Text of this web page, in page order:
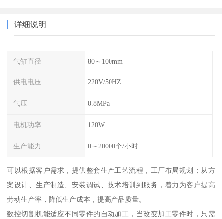
详细说明
气缸直径 80～100mm
供电电压 220V/50HZ
气压 0.8MPa
电机功率 120W
生产能力 0～20000个/小时
可以根据客户需求，提供整套生产工艺流程，工厂布局规划；从方
案设计、生产制造、安装调试、技术培训到服务，着力为客户提高
劳动生产率，降低生产成本，提高产品质量。
数控切割机能适应不同零件的自动加工，当改变加工零件时，只需